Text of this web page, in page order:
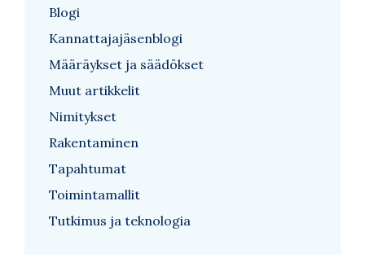
Blogi
Kannattajajäsenblogi
Määräykset ja säädökset
Muut artikkelit
Nimitykset
Rakentaminen
Tapahtumat
Toimintamallit
Tutkimus ja teknologia